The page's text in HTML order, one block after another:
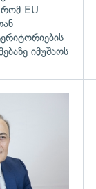
EU
იმუშაოს